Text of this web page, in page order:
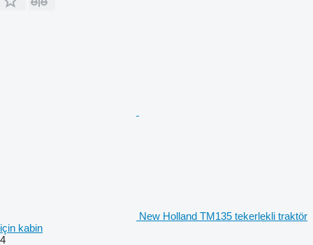
New Holland TM135 tekerlekli traktör
için kabin
4